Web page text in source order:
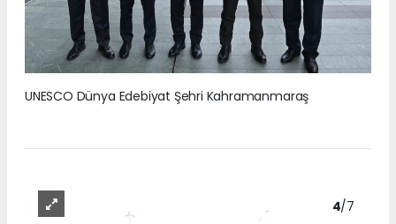
UNESCO Dünya Edebiyat Şehri Kahramanmaraş
4/7